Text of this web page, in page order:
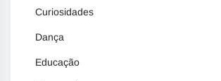
Curiosidades
Dança
Educação